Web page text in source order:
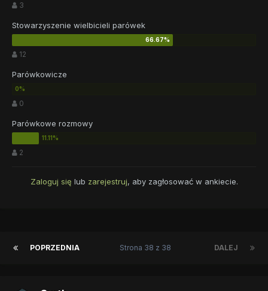
3
Stowarzyszenie wielbicieli parówek
12
Parówkowicze
0
Parówkowe rozmowy
2
Zaloguj się lub zarejestruj, aby zagłosować w ankiecie.
POPRZEDNIA DALEJ
Strona 38 z 38